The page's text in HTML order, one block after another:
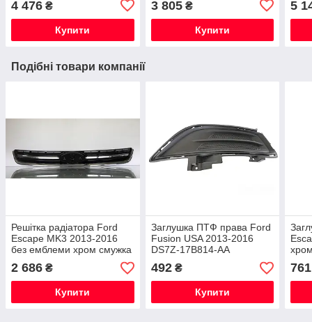
4 476 ₴
Купити
3 805₴
Купити
5
Подібні товари компанії
Решітка радіатора Ford
Escape MK3 2013-2016
без емблеми хром смужка
CJ5Z-8200-DD
2 686 ₴
Купити
Заглушка ПТФ права Ford
Fusion USA 2013-2016
DS7Z-17B814-AA
492₴
Купити
761